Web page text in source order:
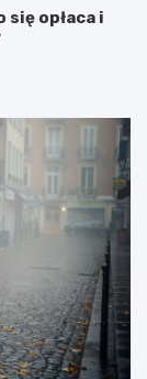
opłaca i